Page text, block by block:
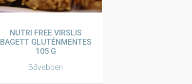
NUTRI FREE VIRSLIS
BAGETT GLUTÉNMENTES
105 G
Bővebben